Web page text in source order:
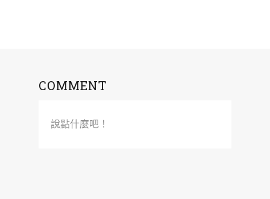
COMMENT
說點什麼吧！